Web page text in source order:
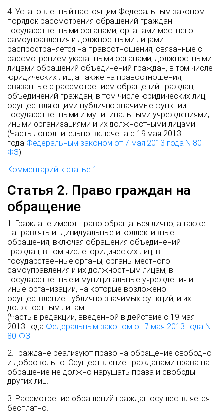
4. Установленный настоящим Федеральным законом
порядок рассмотрения обращений граждан
государственными органами, органами местного
самоуправления и должностными лицами
распространяется на правоотношения, связанные с
рассмотрением указанными органами, должностными
лицами обращений объединений граждан, в том числе
юридических лиц, а также на правоотношения,
связанные с рассмотрением обращений граждан,
объединений граждан, в том числе юридических лиц,
осуществляющими публично значимые функции
государственными и муниципальными учреждениями,
иными организациями и их должностными лицами.
(Часть дополнительно включена с 19 мая 2013
года Федеральным законом от 7 мая 2013 года N 80-
ФЗ)
Комментарий к статье 1
Статья 2. Право граждан на
обращение
1. Граждане имеют право обращаться лично, а также
направлять индивидуальные и коллективные
обращения, включая обращения объединений
граждан, в том числе юридических лиц, в
государственные органы, органы местного
самоуправления и их должностным лицам, в
государственные и муниципальные учреждения и
иные организации, на которые возложено
осуществление публично значимых функций, и их
должностным лицам.
(Часть в редакции, введенной в действие с 19 мая
2013 года Федеральным законом от 7 мая 2013 года N
80-ФЗ.
2. Граждане реализуют право на обращение свободно
и добровольно. Осуществление гражданами права на
обращение не должно нарушать права и свободы
других лиц.
3. Рассмотрение обращений граждан осуществляется
бесплатно.